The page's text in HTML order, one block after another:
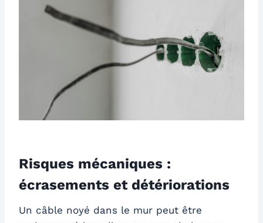
Risques mécaniques :
écrasements et détériorations
Un câble noyé dans le mur peut être